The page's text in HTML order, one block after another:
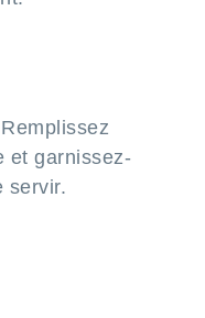
et garnissez-
servir.